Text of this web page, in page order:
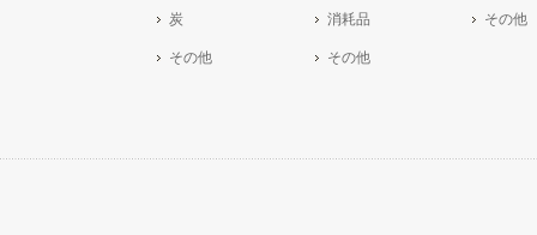
炭
その他
消耗品
その他
その他